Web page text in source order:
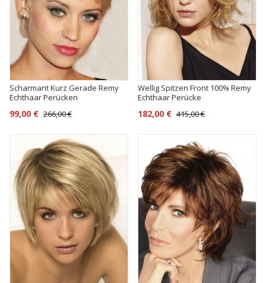
Scharmant Kurz Gerade Remy
Echthaar Perücken
99,00 € 266,00 €
Wellig Spitzen Front 100% Remy
Echthaar Perücke
182,00 € 415,00 €